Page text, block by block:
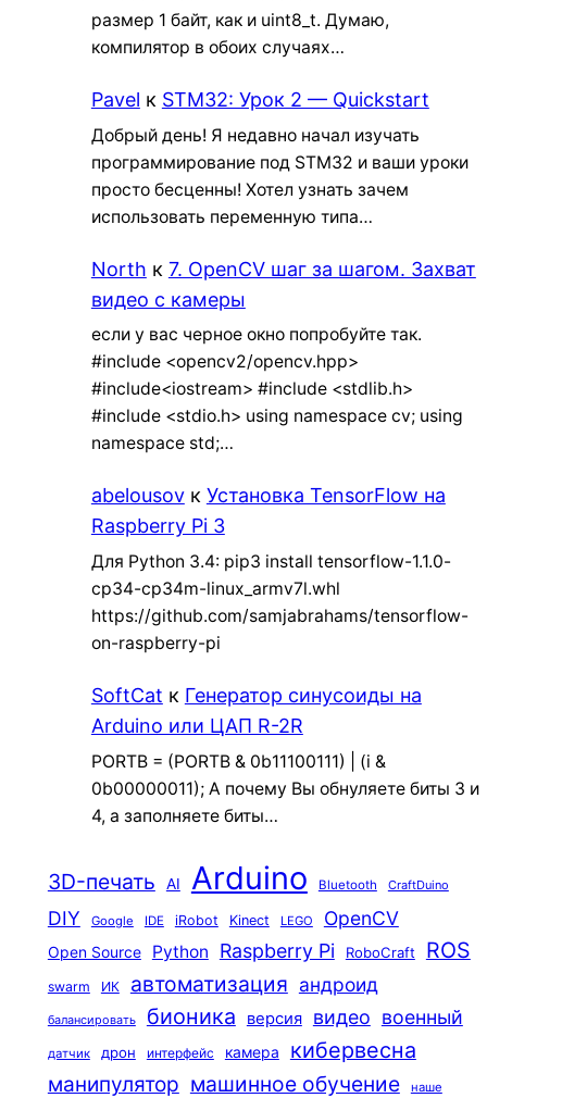
размер 1 байт, как и uint8_t. Думаю,
компилятор в обоих случаях…
Pavel к STM32: Урок 2 — Quickstart
Добрый день! Я недавно начал изучать
программирование под STM32 и ваши уроки
просто бесценны! Хотел узнать зачем
использовать переменную типа…
North к 7. OpenCV шаг за шагом. Захват
видео с камеры
если у вас черное окно попробуйте так.
#include <opencv2/opencv.hpp>
#include<iostream> #include <stdlib.h>
#include <stdio.h> using namespace cv; using
namespace std;…
abelousovк Установка TensorFlow на
Raspberry Pi 3
Для Python 3.4: pip3 install tensorflow-1.1.0-
cp34-cp34m-linux_armv7l.whl
https://github.com/samjabrahams/tensorflow-
on-raspberry-pi
SoftCat к Генератор синусоиды на
Arduino или ЦАП R-2R
PORTB = (PORTB & 0b11100111) | (i &
0b00000011); А почему Вы обнуляете биты 3 и
4, а заполняете биты…
3D-печать AI Arduino Bluetooth CraftDuino
DIY Google IDE iRobot Kinect LEGO OpenCV
Open Source Python Raspberry Pi RoboCraft ROS
swarm ИК автоматизация андроид
балансировать бионика версия видео военный
датчик дрон интерфейс камера кибервесна
манипулятор машинное обучение наше